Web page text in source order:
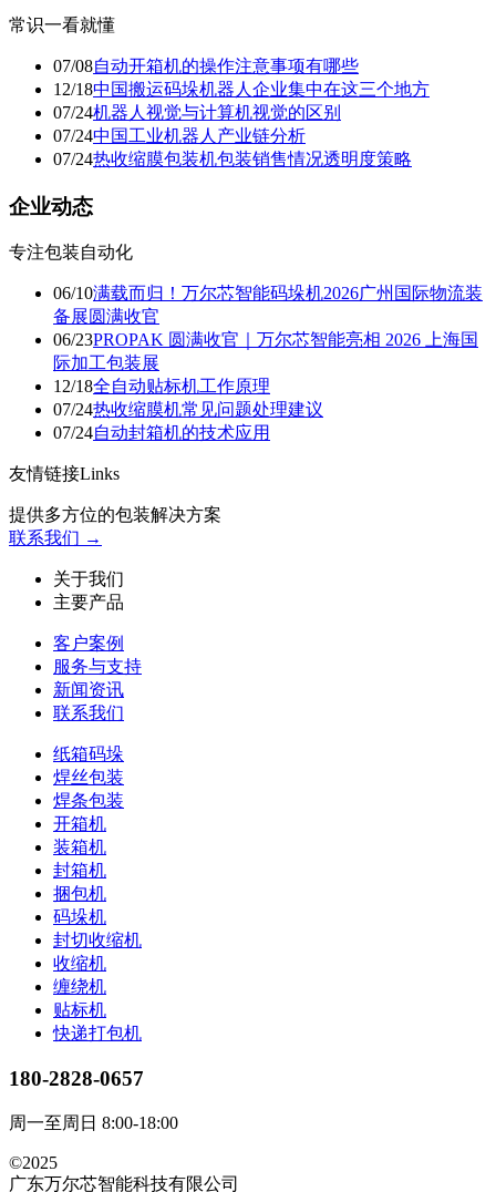
常识一看就懂
07/08自动开箱机的操作注意事项有哪些
12/18中国搬运码垛机器人企业集中在这三个地方
07/24机器人视觉与计算机视觉的区别
07/24中国工业机器人产业链分析
07/24热收缩膜包装机包装销售情况透明度策略
企业动态
专注包装自动化
06/10满载而归！万尔芯智能码垛机2026广州国际物流装
备展圆满收官
06/23PROPAK 圆满收官｜万尔芯智能亮相 2026 上海国
际加工包装展
12/18​全自动贴标机工作原理
07/24热收缩膜机常见问题处理建议
07/24自动封箱机的技术应用
友情链接Links
提供多方位的包装解决方案
联系我们 →
关于我们
主要产品
客户案例
服务与支持
新闻资讯
联系我们
纸箱码垛
焊丝包装
焊条包装
开箱机
装箱机
封箱机
捆包机
码垛机
封切收缩机
收缩机
缠绕机
贴标机
快递打包机
180-2828-0657
周一至周日 8:00-18:00
©2025
广东万尔芯智能科技有限公司